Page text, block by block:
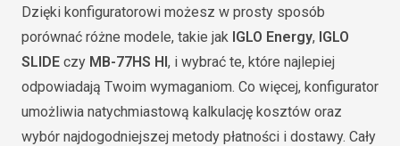
Dzięki konfiguratorowi możesz w prosty sposób
porównać różne modele, takie jak IGLO Energy, IGLO
SLIDE czy MB-77HS HI, i wybrać te, które najlepiej
odpowiadają Twoim wymaganiom. Co więcej, konfigurator
umożliwia natychmiastową kalkulację kosztów oraz
wybór najdogodniejszej metody płatności i dostawy. Cały